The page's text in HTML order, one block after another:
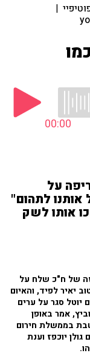
|
00:00
על
לתהום"
אותו לשק
של ח"כ שלח על
יאיר לפיד, והאיום
יוטל סגר על ערים
אמר באופן
כי הוא מוכן לשבת בממשלת חירום
יוכפז וענת